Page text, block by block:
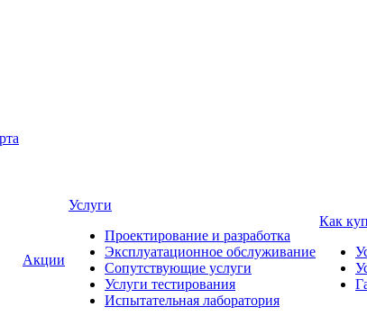
Акции
Услуги
Проектирование и разработка
Эксплуатационное обслуживание
Сопутствующие услуги
Услуги тестирования
Испытательная лаборатория
Как